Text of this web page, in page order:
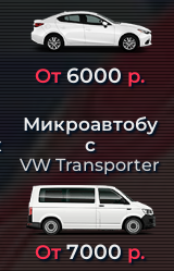
От6000р.
Микроавтобу
с
VW Transporter
От7000р.